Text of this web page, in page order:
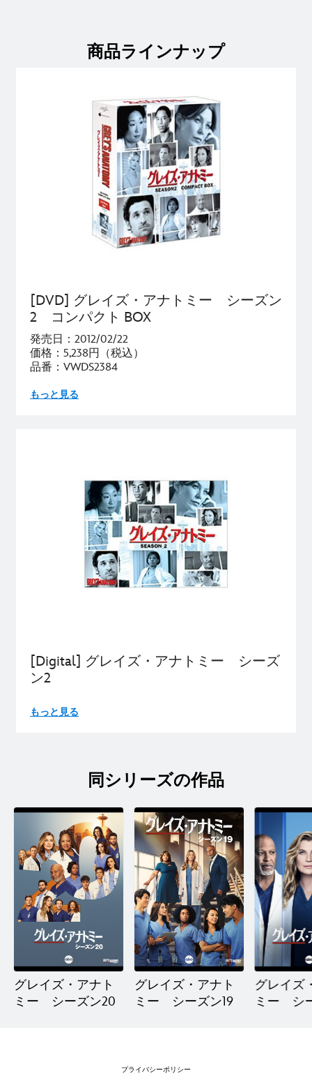
商品ラインナップ
[DVD] グレイズ・アナトミー シーズン
2 コンパクト BOX
発売日：2012/02/22
価格：5,238円（税込）
品番：VWDS2384
もっと見る
[Digital] グレイズ・アナトミー シーズ
ン2
もっと見る
同シリーズの作品
グレイズ・アナト
ミー シーズン20
グレイズ・アナト
ミー シーズン19
グレイズ
ミー シ
プライバシーポリシー